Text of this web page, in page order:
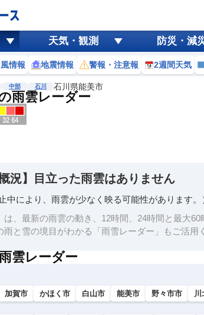
天気・観測 防災・減
情報 地震情報 警報・注意報 2週間天気
中部 石川 石川県能美市
雨雲レーダー
況】目立った雨雲はありません
中により、雨雲が少なく映る可能性があります。
は、最新の雨雲の動き、12時間、24時間と最大60
雨と雪の境目がわかる「雨雪レーダー」もご活用
雲レーダー
加賀市 かほく市 白山市 能美市 野々市市 川